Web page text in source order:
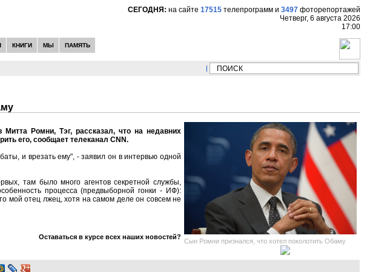
СЕГОДНЯ: на сайте 17515 телепрограмм и 3497 фоторепортажей
Четверг, 6 августа 2026
17:00
КНИГИ МЫ ПАМЯТЬ
НОВОСТИ:
Сын Ромни признался, что хотел поколотить Обаму
Ромни, Тэг, рассказал, что на недавних
его, сообщает телеканал CNN.
и врезать ему", - заявил он в интервью одной
там было много агентов секретной службы,
процесса (предвыборной гонки - ИФ):
мой отец лжец, хотя на самом деле он совсем не
Оставаться в курсе всех наших новостей?